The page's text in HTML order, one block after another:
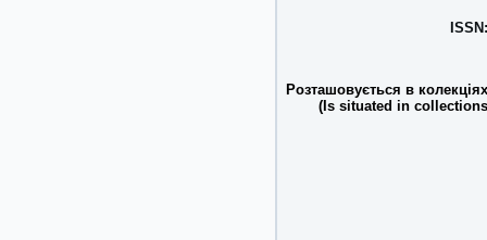
ISSN:
Розташовується в
(Is situated in